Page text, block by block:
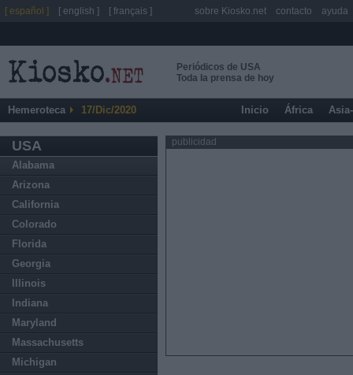
Periódicos de USA
Toda la prensa de hoy
Hemeroteca 17/Dic/2020 Inicio África
USA
Alabama
Arizona
California
Colorado
Florida
Georgia
Illinois
Indiana
Maryland
Massachusetts
Michigan
publicidad
[ español ] [ english ] [ français ] sobre Kiosko.net contacto ayuda